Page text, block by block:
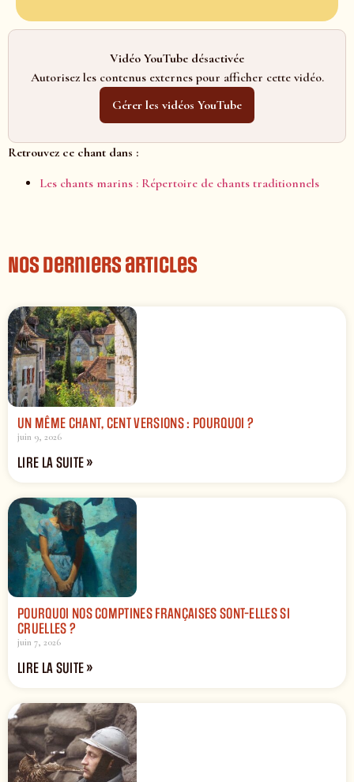
Vidéo YouTube désactivée
Autorisez les contenus externes pour afficher cette vidéo.
Gérer les vidéos YouTube
Retrouvez ce chant dans :
Les chants marins : Répertoire de chants traditionnels
Nos derniers articles
UN MÊME CHANT, CENT VERSIONS : POURQUOI ?
juin 9, 2026
LIRE LA SUITE »
POURQUOI NOS COMPTINES FRANÇAISES SONT-ELLES SI
CRUELLES ?
juin 7, 2026
LIRE LA SUITE »